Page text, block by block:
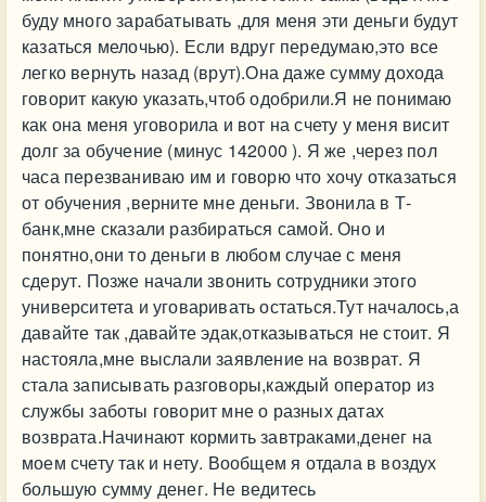
буду много зарабатывать ,для меня эти деньги будут
казаться мелочью). Если вдруг передумаю,это все
легко вернуть назад (врут).Она даже сумму дохода
говорит какую указать,чтоб одобрили.Я не понимаю
как она меня уговорила и вот на счету у меня висит
долг за обучение (минус 142000 ). Я же ,через пол
часа перезваниваю им и говорю что хочу отказаться
от обучения ,верните мне деньги. Звонила в Т-
банк,мне сказали разбираться самой. Оно и
понятно,они то деньги в любом случае с меня
сдерут. Позже начали звонить сотрудники этого
университета и уговаривать остаться.Тут началось,а
давайте так ,давайте эдак,отказываться не стоит. Я
настояла,мне выслали заявление на возврат. Я
стала записывать разговоры,каждый оператор из
службы заботы говорит мне о разных датах
возврата.Начинают кормить завтраками,денег на
моем счету так и нету. Вообщем я отдала в воздух
большую сумму денег. Не ведитесь